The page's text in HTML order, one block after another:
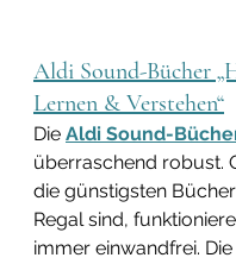
Aldi Sound-Bücher
Lernen & Verstehen“
Die Aldi Sound-
überraschend robust.
die günstigsten
Regal sind,
immer einwandfrei. Die